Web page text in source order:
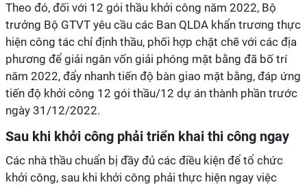
Theo đó, đối với 12 gói thầu khởi công năm 2022, Bộ
trưởng Bộ GTVT yêu cầu các Ban QLDA khẩn trương thực
hiện công tác chỉ định thầu, phối hợp chặt chẽ với các địa
phương để giải ngân vốn giải phóng mặt bằng đã bố trí
năm 2022, đẩy nhanh tiến độ bàn giao mặt bằng, đáp ứng
tiến độ khởi công 12 gói thầu/12 dự án thành phần trước
ngày 31/12/2022.
Sau khi khởi công phải triển khai thi công ngay
Các nhà thầu chuẩn bị đầy đủ các điều kiện để tổ chức
khởi công, sau khi khởi công phải thực hiện ngay việc